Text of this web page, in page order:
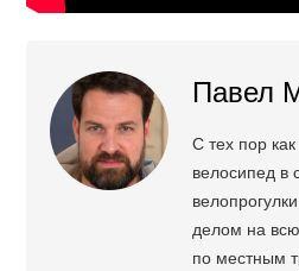
Павел
С тех пор
велосипед в
делом на
по местным